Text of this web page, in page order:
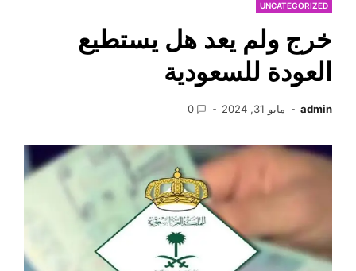
UNCATEGORIZED
خرج ولم يعد هل يستطيع
العودة للسعودية
admin مايو 31, 2024 0